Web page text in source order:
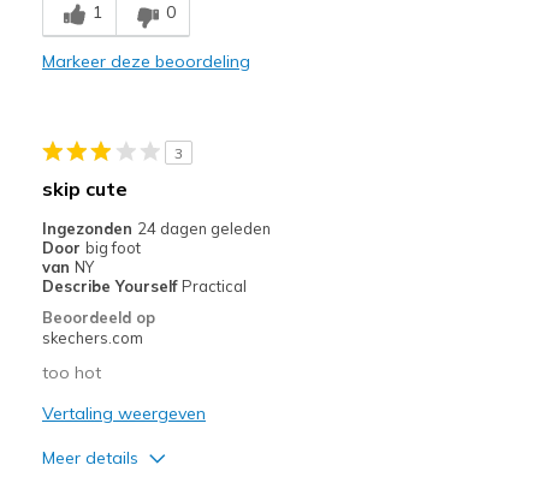
Comfortable
Beste toepassingen
Travel
Width
Sizing
View On Shoes
1 0
Markeer deze beoordeling
3
skip cute
Ingezonden 24 dagen geleden
Door big foot
van NY
Describe Yourself Practical
Beoordeeld op
skechers.com
too hot
Vertaling weergeven
Meer details